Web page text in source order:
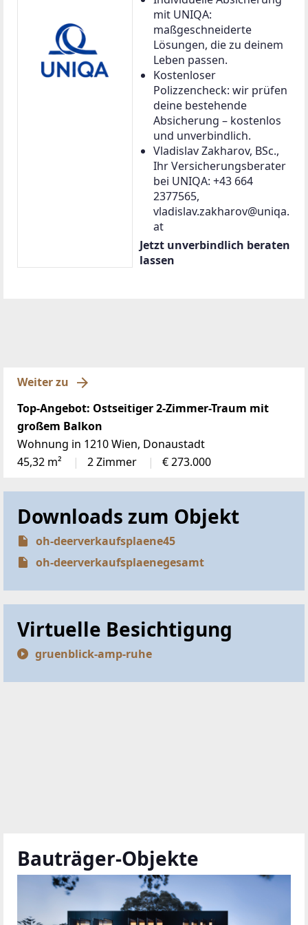
mit UNIQA:
maßgeschneiderte
Lösungen, die zu deinem
Leben passen.
Kostenloser
Polizzencheck: wir prüfen
deine bestehende
Absicherung – kostenlos
und unverbindlich.
Vladislav Zakharov, BSc.,
Ihr Versicherungsberater
bei UNIQA: +43 664
2377565,
vladislav.zakharov@uniqa.
at
Jetzt unverbindlich beraten
lassen
Weiter zu
Top-Angebot: Ostseitiger 2-Zimmer-Traum mit
großem Balkon
Wohnung in 1210 Wien, Donaustadt
45,32 m²
2 Zimmer € 273.000
Downloads zum Objekt
oh-deerverkaufsplaene45
oh-deerverkaufsplaenegesamt
Virtuelle Besichtigung
gruenblick-amp-ruhe
Bauträger-Objekte